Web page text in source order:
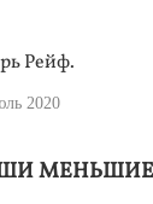
Рейф.
2020
МЕНЬШИЕ